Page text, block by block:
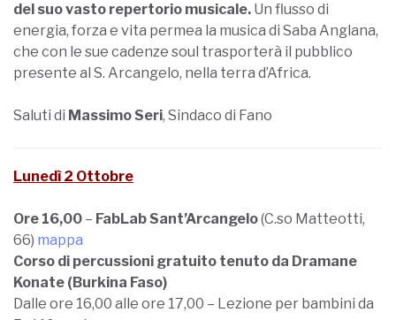
del suo vasto repertorio musicale. Un flusso di
energia, forza e vita permea la musica di Saba Anglana,
che con le sue cadenze soul trasporterà il pubblico
presente al S. Arcangelo, nella terra d’Africa.
Saluti di Massimo Seri, Sindaco di Fano
Lunedì 2 Ottobre
Ore 16,00 – FabLab Sant’Arcangelo(C.so Matteotti,
66) mappa
Corso di percussioni gratuito tenuto da Dramane
Konate (Burkina Faso)
Dalle ore 16,00 alle ore 17,00 – Lezione per bambini da